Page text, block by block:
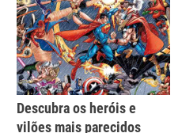
Descubra os heróis e
vilões mais parecidos